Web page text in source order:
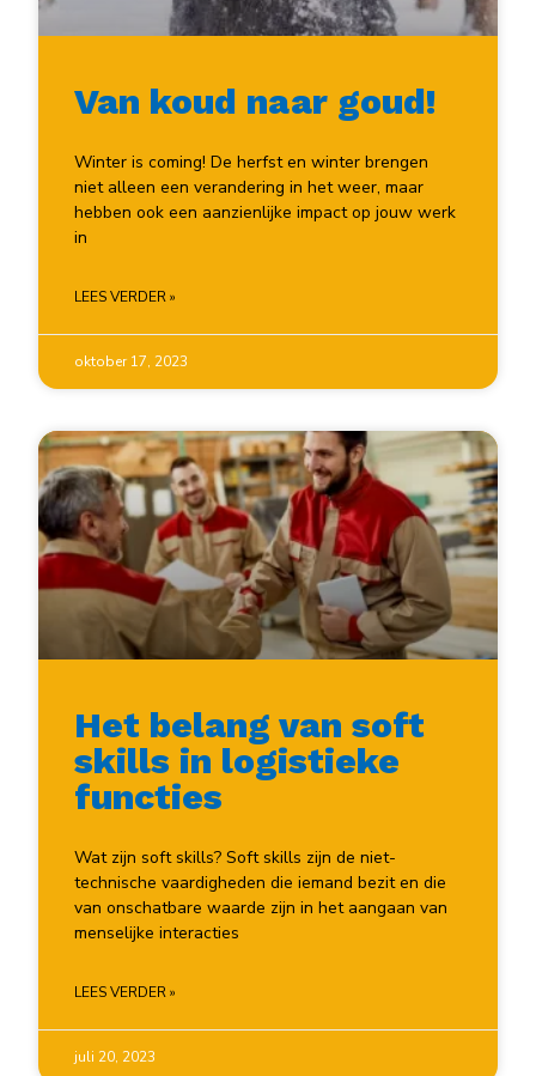
Van koud naar goud!
Winter is coming! De herfst en winter brengen
niet alleen een verandering in het weer, maar
hebben ook een aanzienlijke impact op jouw werk
in
LEES VERDER »
oktober 17, 2023
Het belang van soft
skills in logistieke
functies
Wat zijn soft skills? Soft skills zijn de niet-
technische vaardigheden die iemand bezit en die
van onschatbare waarde zijn in het aangaan van
menselijke interacties
LEES VERDER »
juli 20, 2023